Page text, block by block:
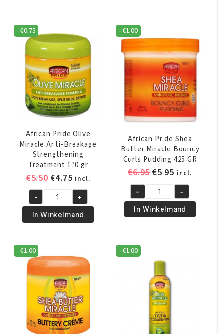
-€0.75
African Pride Olive
Miracle Anti-Breakage
Strengthening
Treatment 170 gr
€5.50 Oorspronkelijke
was:
€5.50.
€4.75Huidige
prijs
is:
€4.75.
incl.
African
Pride
Olive
Anti-
Breakage
Strengthening
Treatment
170
aantal
- +
In Winkelmand
-€1.00
African Pride Shea
Butter Miracle Bouncy
Curls Pudding 425 GR
€6.95
was:
€6.95.
€5.95 Huidige
prijs
is:
€5.95.
incl.
African
Pride
Shea
Miracle
Bouncy
Pudding
- +
In Winkelmand
-€1.00 -€1.00